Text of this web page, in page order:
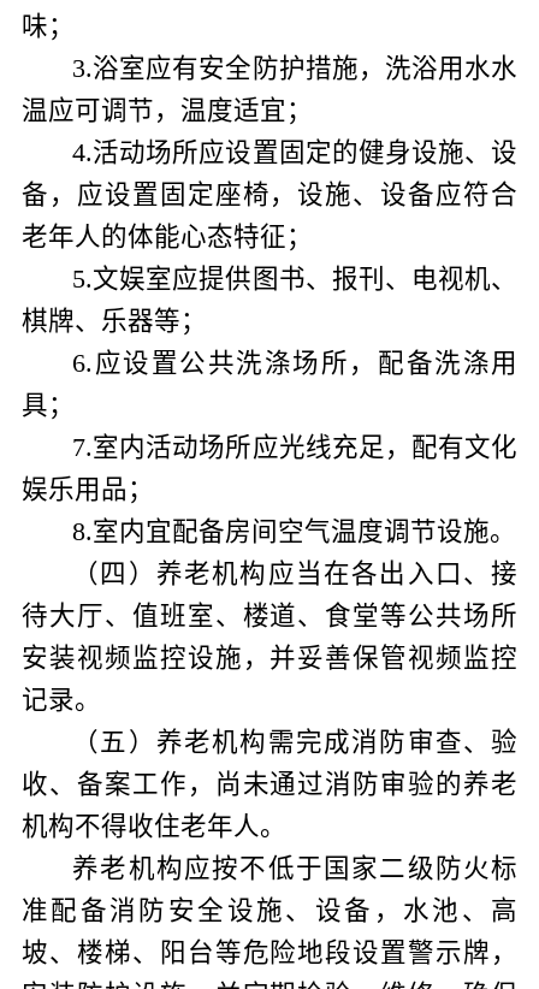
味；
3.浴室应有安全防护措施，洗浴用水水
温应可调节，温度适宜；
4.活动场所应设置固定的健身设施、设
备，应设置固定座椅，设施、设备应符合
老年人的体能心态特征；
5.文娱室应提供图书、报刊、电视机、
棋牌、乐器等；
6. 应设置公共洗涤场所，配备洗涤用
具；
7.室内活动场所应光线充足，配有文化
娱乐用品；
8.室内宜配备房间空气温度调节设施。
（四）养老机构应当在各出入口、接
待大厅、值班室、楼道、食堂等公共场所
安装视频监控设施，并妥善保管视频监控
记录。
（五）养老机构需完成消防审查、验
收、备案工作，尚未通过消防审验的养老
机构不得收住老年人。
养老机构应按不低于国家二级防火标
准配备消防安全设施、设备，水池、高
坡、楼梯、阳台等危险地段设置警示牌，